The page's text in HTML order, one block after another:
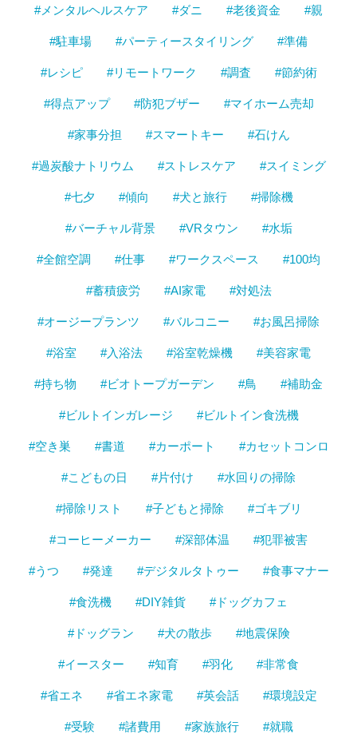
#メンタルヘルスケア #ダニ #老後資金 #親
#駐車場 #パーティースタイリング #準備
#レシピ #リモートワーク #調査 #節約術
#得点アップ #防犯ブザー #マイホーム売却
#家事分担 #スマートキー #石けん
#過炭酸ナトリウム #ストレスケア #スイミング
#七夕 #傾向 #犬と旅行 #掃除機
#バーチャル背景 #VRタウン #水垢
#全館空調 #仕事 #ワークスペース #100均
#蓄積疲労 #AI家電 #対処法
#オージープランツ #バルコニー #お風呂掃除
#浴室 #入浴法 #浴室乾燥機 #美容家電
#持ち物 #ビオトープガーデン #鳥 #補助金
#ビルトインガレージ #ビルトイン食洗機
#空き巣 #書道 #カーポート #カセットコンロ
#こどもの日 #片付け #水回りの掃除
#掃除リスト #子どもと掃除 #ゴキブリ
#コーヒーメーカー #深部体温 #犯罪被害
#うつ #発達 #デジタルタトゥー #食事マナー
#食洗機 #DIY雑貨 #ドッグカフェ
#ドッグラン #犬の散歩 #地震保険
#イースター #知育 #羽化 #非常食
#省エネ #省エネ家電 #英会話 #環境設定
#受験 #諸費用 #家族旅行 #就職